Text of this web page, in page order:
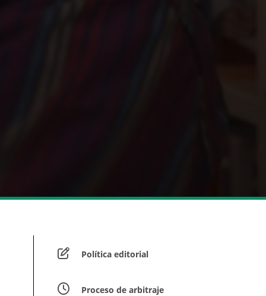
Política editorial
Proceso de arbitraje